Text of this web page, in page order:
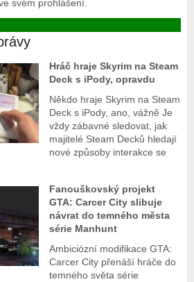
svém prohlášení.
Hráč hraje Skyrim na Steam
Deck s iPody, opravdu
Někdo hraje Skyrim na Steam
Deck s iPody, ano, vážně Je
vždy zábavné sledovat, jak
majitelé Steam Decků hledají
nové způsoby interakce se
Fanouškovský projekt
GTA: Carcer City slibuje
návrat do temného města
série Manhunt
Ambiciózní modifikace GTA:
Carcer City přenáší hráče do
temného světa série